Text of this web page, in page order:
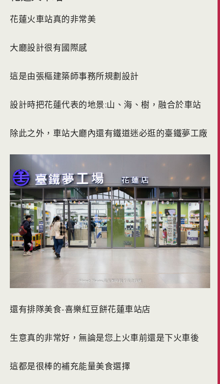
花蓮火車站真的非常美
大廳設計很有國際感
這是由張樞建築師事務所規劃設計
設計時把花蓮代表的地景:山、海、樹，融合於車站
除此之外，車站大廳內還有鐵道迷必逛的臺鐵夢工廠
還有排隊美食-喜樂紅豆餅花蓮車站店
生意真的非常好，無論是您上火車前還是下火車後
這都是很棒的補充能量美食選擇